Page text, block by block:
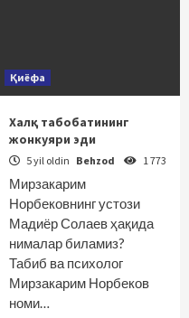
Қиёфа
Халқ табобатининг
жонкуяри эди
5 yil oldin Behzod 1 773
Мирзакарим
Норбековнинг устози
Мадиёр Солаев ҳақида
нималар биламиз?
Табиб ва психолог
Мирзакарим Норбеков
номи…